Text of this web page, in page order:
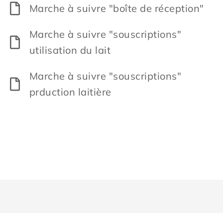
Marche à suivre "boîte de réception"
Marche à suivre "souscriptions"
utilisation du lait
Marche à suivre "souscriptions"
prduction laitière